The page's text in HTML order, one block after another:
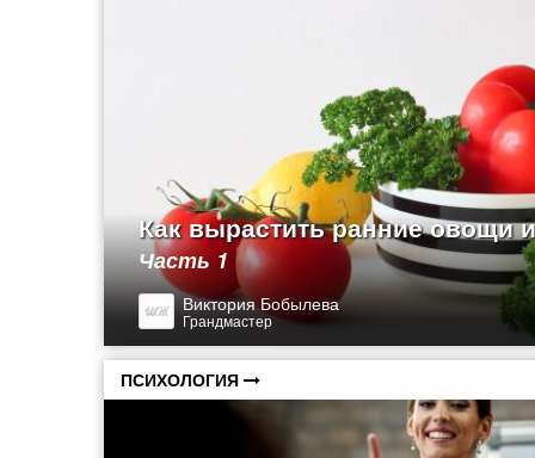
Как вырастить ранние овощи
Часть 1
Виктория Бобылева
Грандмастер
ПСИХОЛОГИЯ